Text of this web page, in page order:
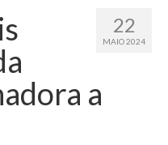
22
MAIO 2024
a